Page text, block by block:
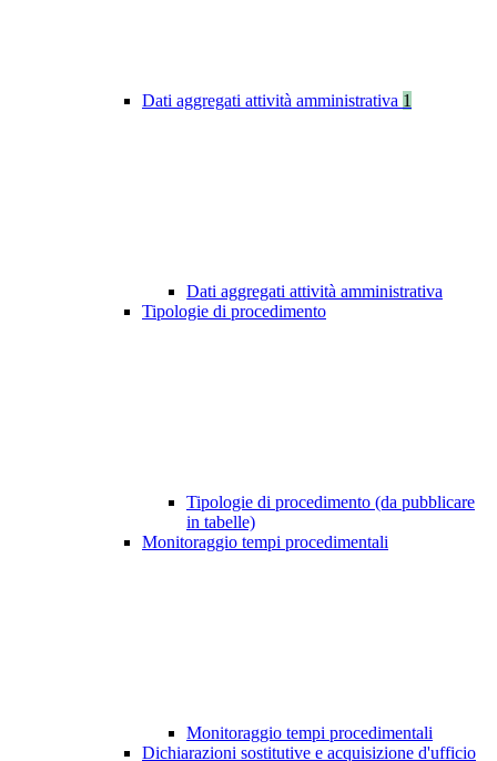
Dati aggregati attività amministrativa 1
Dati aggregati attività amministrativa
Tipologie di procedimento
Tipologie di procedimento (da pubblicare
in tabelle)
Monitoraggio tempi procedimentali
Monitoraggio tempi procedimentali
Dichiarazioni sostitutive e acquisizione d'ufficio